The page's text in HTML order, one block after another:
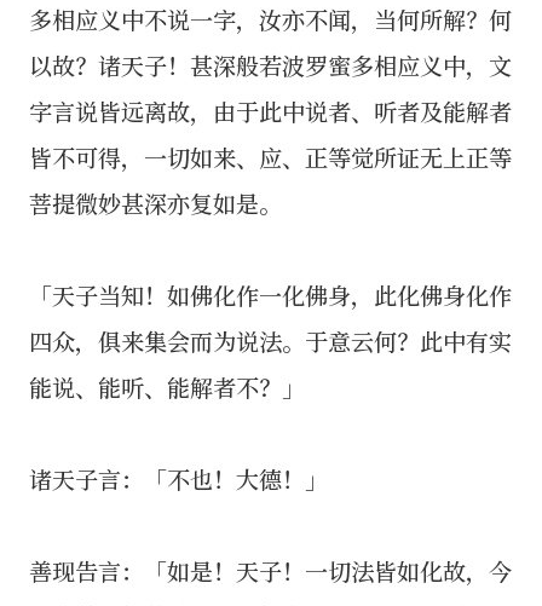
多相应义中不说一字，汝亦不闻，当何所解？何
以故？诸天子！甚深般若波罗蜜多相应义中，文
字言说皆远离故，由于此中说者、听者及能解者
皆不可得，一切如来、应、正等觉所证无上正等
菩提微妙甚深亦复如是。
「天子当知！如佛化作一化佛身，此化佛身化作
四众，俱来集会而为说法。于意云何？此中有实
能说、能听、能解者不？」
诸天子言：「不也！大德！」
善现告言：「如是！天子！一切法皆如化故，今